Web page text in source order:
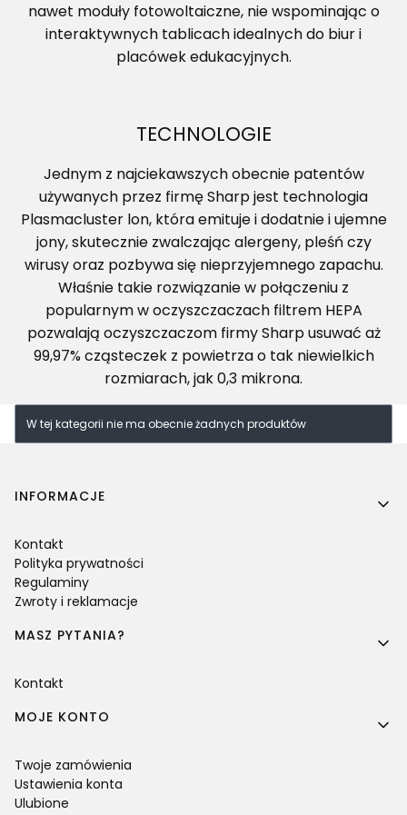
nawet moduły fotowoltaiczne, nie wspominając o
interaktywnych tablicach idealnych do biur i
placówek edukacyjnych.
TECHNOLOGIE
Jednym z najciekawszych obecnie patentów
używanych przez firmę Sharp jest technologia
Plasmacluster lon, która emituje i dodatnie i ujemne
jony, skutecznie zwalczając alergeny, pleśń czy
wirusy oraz pozbywa się nieprzyjemnego zapachu.
Właśnie takie rozwiązanie w połączeniu z
popularnym w oczyszczaczach filtrem HEPA
pozwalają oczyszczaczom firmy Sharp usuwać aż
99,97% cząsteczek z powietrza o tak niewielkich
rozmiarach, jak 0,3 mikrona.
Lista produktów
W tej kategorii nie ma obecnie żadnych produktów
Linki w stopce
INFORMACJE
Kontakt
Polityka prywatności
Regulaminy
Zwroty i reklamacje
MASZ PYTANIA?
Kontakt
MOJE KONTO
Twoje zamówienia
Ustawienia konta
Ulubione